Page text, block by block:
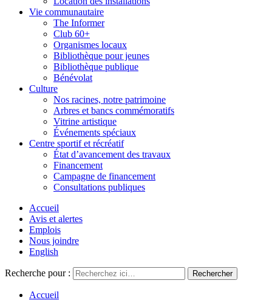
Vie communautaire
The Informer
Club 60+
Organismes locaux
Bibliothèque pour jeunes
Bibliothèque publique
Bénévolat
Culture
Nos racines, notre patrimoine
Arbres et bancs commémoratifs
Vitrine artistique
Événements spéciaux
Centre sportif et récréatif
État d’avancement des travaux
Financement
Campagne de financement
Consultations publiques
Accueil
Avis et alertes
Emplois
Nous joindre
English
Recherche pour :
Accueil